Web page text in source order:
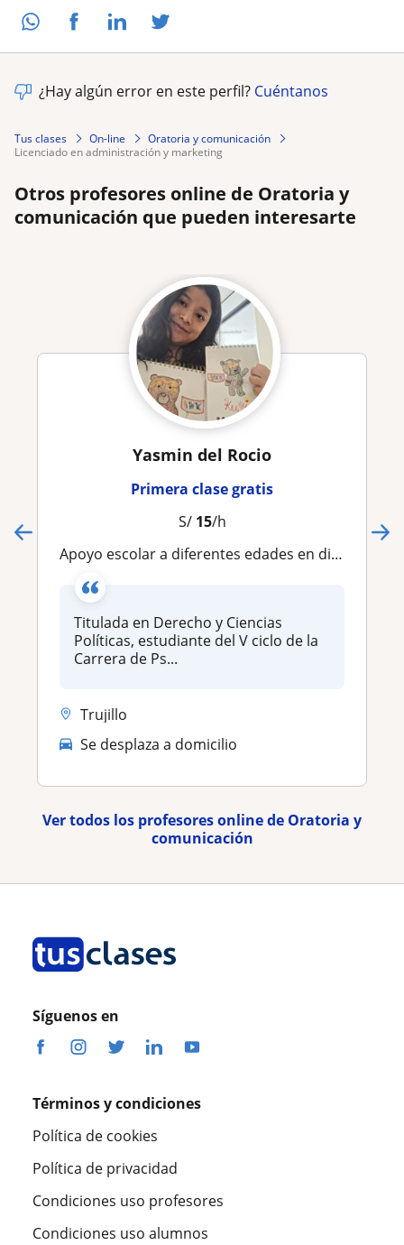
¿Hay algún error en este perfil? Cuéntanos
Tus clases On-line
Oratoria y comunicación
licenciado en administración y marketing
Otros profesores online de Oratoria y
comunicación que pueden interesarte
Yasmin del Rocio
Primera clase gratis
S/ 15/h
Apoyo escolar a diferentes edades en diferentes materias
Titulada en Derecho y Ciencias
Políticas, estudiante del V ciclo de la
Carrera de Ps...
Trujillo
Se desplaza a domicilio
Ver todos los profesores online de Oratoria y
comunicación
Síguenos en
Términos y condiciones
Política de cookies
Política de privacidad
Condiciones uso profesores
Condiciones uso alumnos